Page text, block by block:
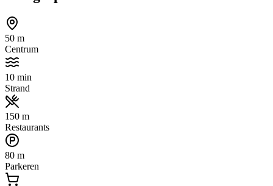
50 m
Centrum
10 min
Strand
150 m
Restaurants
80 m
Parkeren